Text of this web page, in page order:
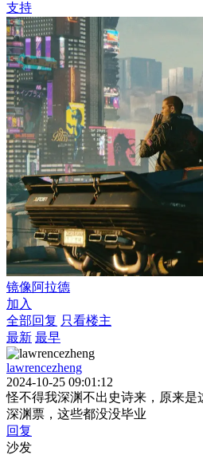
支持
镜像阿拉德
加入
全部回复 只看楼主
最新 最早
lawrencezheng
2024-10-25 09:01:12
怪不得我深渊不出史诗来，原来
深渊票，这些都没没毕业
回复
沙发